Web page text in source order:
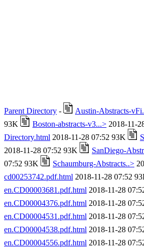
Parent Directory - Austin-Abstracts-
93K
Boston-abstracts-v3...> 2018-11-
Directory.html 2018-11-28 07:52 93K
2018-11-28 07:52 93K
SanDiego-
07:52 93K
Schaumburg-Abstracts..>
cd00253742.pdf.html 2018-11-28 07:52
en.CD00003681.pdf.html 2018-11-28
en.CD00004376.pdf.html 2018-11-28
en.CD00004531.pdf.html 2018-11-28
en.CD00004538.pdf.html 2018-11-28
en.CD00004556.pdf.html 2018-11-28